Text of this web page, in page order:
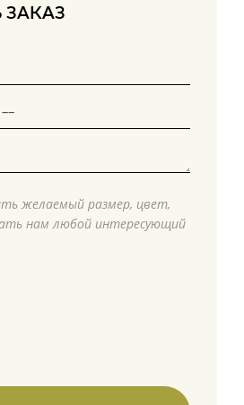
желаемый размер, цвет,
нам любой интересующий